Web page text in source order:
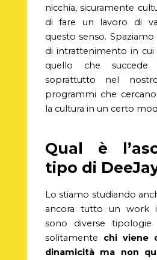
nicchia, sicuramente
di fare un lavoro di
questo senso.
di intrattenimento in cui
quello che
soprattutto nel
programmi che
la cultura in un certo
Qual è
tipo di
Lo stiamo studiando
ancora tutto un work
sono diverse tipologie
solitamente chi viene
dinamicità ma non